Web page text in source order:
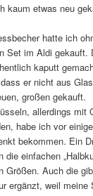
kaum etwas neu
hatte ich
Set im Aldi gekauft.
kaputt
er nicht aus
großen gekauft.
allerdings mit
habe ich vor
bekommen. Ein
die einfachen
Größen. Auch die
ergänzt, weil